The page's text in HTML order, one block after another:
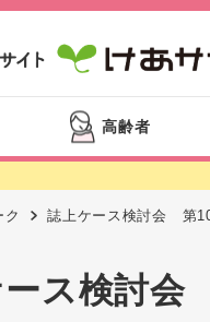
高齢者
ク 誌上ケース検討会 第
ース検討